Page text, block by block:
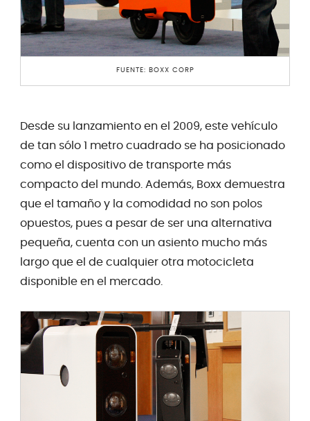
FUENTE: BOXX CORP
Desde su lanzamiento en el 2009, este vehículo
de tan sólo 1 metro cuadrado se ha posicionado
como el dispositivo de transporte más
compacto del mundo. Además, Boxx demuestra
que el tamaño y la comodidad no son polos
opuestos, pues a pesar de ser una alternativa
pequeña, cuenta con un asiento mucho más
largo que el de cualquier otra motocicleta
disponible en el mercado.